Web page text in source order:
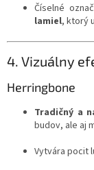
Číselné
lamiel, ktorý
4. Vizuálny
Herringbone
Tradičný a
budov, ale aj
Vytvára pocit